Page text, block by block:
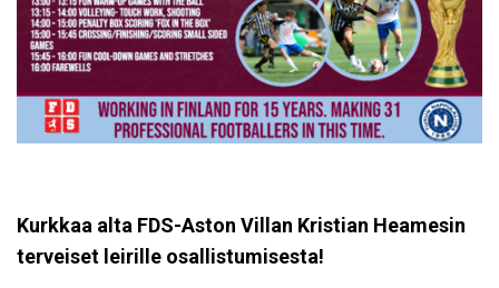
Kurkkaa alta FDS-Aston Villan Kristian Heamesin
terveiset leirille osallistumisesta!